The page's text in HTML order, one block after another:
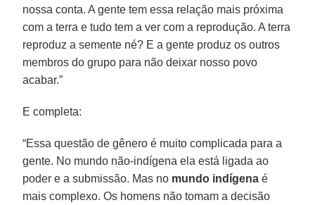
nossa conta. A gente tem essa relação mais próxima
com a terra e tudo tem a ver com a reprodução. A terra
reproduz a semente né? E a gente produz os outros
membros do grupo para não deixar nosso povo
acabar.”
E completa:
“Essa questão de gênero é muito complicada para a
gente. No mundo não-indígena ela está ligada ao
poder e a submissão. Mas no mundo indígena é
mais complexo. Os homens não tomam a decisão